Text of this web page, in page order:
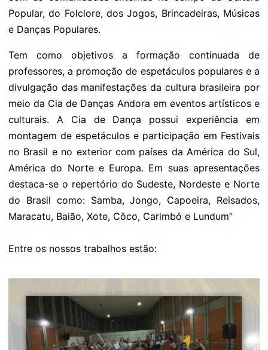
Popular, do Folclore, dos Jogos, Brincadeiras, Músicas
e Danças Populares.
Tem como objetivos a formação continuada de
professores, a promoção de espetáculos populares e a
divulgação das manifestações da cultura brasileira por
meio da Cia de Danças Andora em eventos artísticos e
culturais. A Cia de Dança possui experiência em
montagem de espetáculos e participação em Festivais
no Brasil e no exterior com países da América do Sul,
América do Norte e Europa. Em suas apresentações
destaca-se o repertório do Sudeste, Nordeste e Norte
do Brasil como: Samba, Jongo, Capoeira, Reisados,
Maracatu, Baião, Xote, Côco, Carimbó e Lundum”
Entre os nossos trabalhos estão: